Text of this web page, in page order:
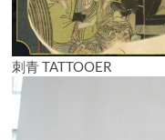
刺青 TATTOOER